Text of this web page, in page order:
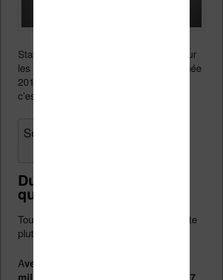
StatShot vient de publier ses chiffres sur
les ventes de livres aux USA pour l’année
2017. Et le moins que l’on puisse dire,
c’est qu’il ne fait pas bon être libraire.
Sommaire
Du pognon, mais moins
qu’avant
Tout d’abord, le marché du livre se porte
plutôt bien outre-Atlantique.
Avec des ventes estimées à $26
milliards de revenus sur l’année 2017